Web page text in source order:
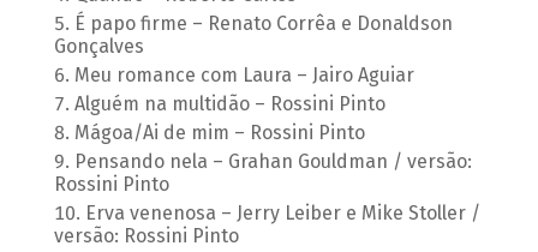
É papo firme – Renato Corrêa e Donaldson
Gonçalves
Meu romance com Laura – Jairo Aguiar
Alguém na multidão – Rossini Pinto
Mágoa/Ai de mim – Rossini Pinto
Pensando nela – Grahan Gouldman / versão:
Rossini Pinto
Erva venenosa – Jerry Leiber e Mike Stoller /
versão: Rossini Pinto